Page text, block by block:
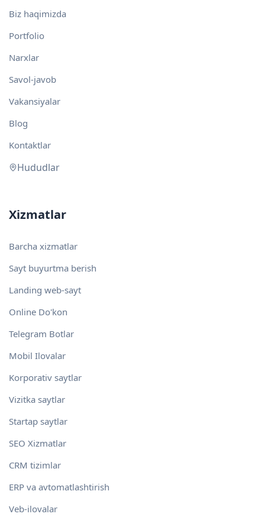
Biz haqimizda
Portfolio
Narxlar
Savol-javob
Vakansiyalar
Blog
Kontaktlar
Hududlar
Xizmatlar
Barcha xizmatlar
Sayt buyurtma berish
Landing web-sayt
Online Do'kon
Telegram Botlar
Mobil Ilovalar
Korporativ saytlar
Vizitka saytlar
Startap saytlar
SEO Xizmatlar
CRM tizimlar
ERP va avtomatlashtirish
Veb-ilovalar